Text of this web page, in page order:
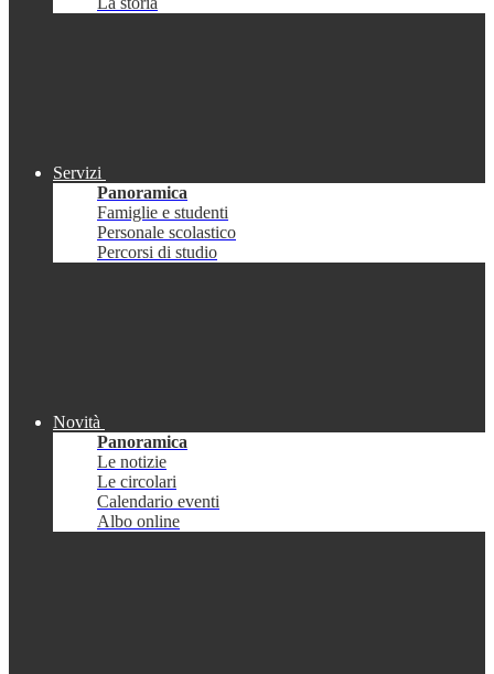
Servizi
Panoramica
Famiglie e studenti
Personale scolastico
Percorsi di studio
Novità
Panoramica
Le notizie
Le circolari
Calendario eventi
Albo online